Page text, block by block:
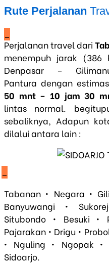
Rute Perjalanan
_
Perjalanan travel dari
menempuh jarak (386
Denpasar –
Pantura dengan
50 mnt – 10 jam 30
lintas normal.
sebaliknya, Adapun
dilalui antara lain :
_
Tabanan • Negara •
Banyuwangi •
Situbondo • Besuki •
Pajarakan • Drigu •
• Nguling • Ngopak •
Sidoarjo.